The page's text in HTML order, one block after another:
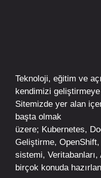
Teknoloji, eğitim ve
kendimizi
Sitemizde yer alan
başta olmak
üzere; Kubernetes,
Geliştirme, OpenShift,
sistemi,
birçok konuda